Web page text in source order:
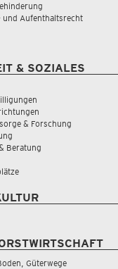
und Aufenthaltsrecht
& SOZIALES
& Forschung
Beratung
Güterwege